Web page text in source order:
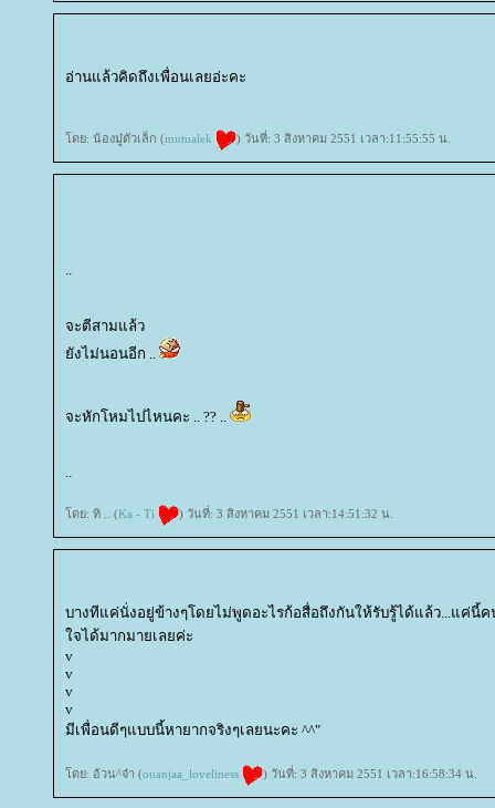
อ่านแล้วคิดถึงเพื่อนเลยอ่ะคะ
ดย: น้องมู๋ตัวเล็ก (mutualek ) วันที่: 3 สิงหาคม 2551 เวลา:11:55:55 น.
จะตีสามแล้ว
ังไม่นอนอีก ..
จะหักโหมไปไหนคะ .. ?? ..
ดย: ทิ .. (Ka - Ti ) วันที่: 3 สิงหาคม 2551 เวลา:14:51:32 น.
บางทีแค่นั่งอยู่ข้างๆโดยไม่พูดอะไรก้อสื่อถึงกันให้รับรู้ได้แล้ว...แค่นี้
จได้มากมายเลยค่ะ
v
v
v
v
มีเพื่อนดีๆแบบนี้หายากจริงๆเลยนะคะ ^^"
ดย: อ้วน^จ๋า (ouanjaa_loveliness ) วันที่: 3 สิงหาคม 2551 เวลา:16:58:34 น.